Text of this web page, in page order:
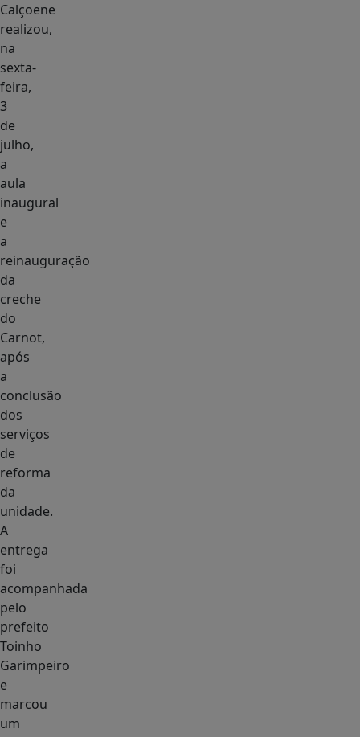
Calçoene
realizou,
na
sexta-
feira,
3
de
julho,
a
aula
inaugural
e
a
reinauguração
da
creche
do
Carnot,
após
a
conclusão
dos
serviços
de
reforma
da
unidade.
A
entrega
foi
acompanhada
pelo
prefeito
Toinho
Garimpeiro
e
marcou
um